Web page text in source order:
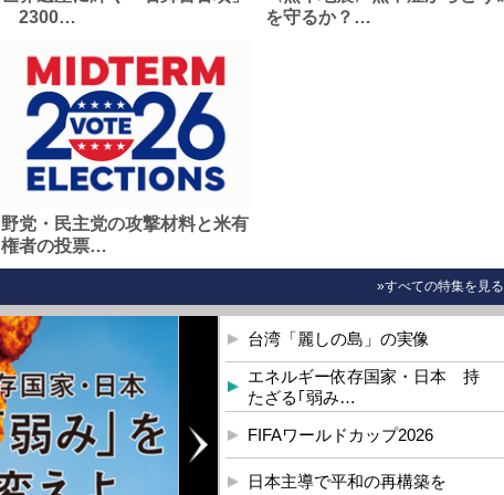
2300…
を守るか？…
野党・民主党の攻撃材料と米有
権者の投票…
»すべての特集を見る
台湾「麗しの島」の実像
エネルギー依存国家・日本 持
たざる｢弱み…
FIFAワールドカップ2026
日本主導で平和の再構築を